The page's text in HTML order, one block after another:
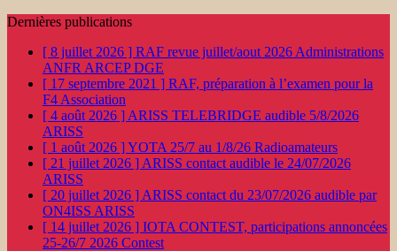
Dernières publications
[ 8 juillet 2026 ] RAF revue juillet/aout 2026 Administrations
ANFR ARCEP DGE
[ 17 septembre 2021 ] RAF, préparation à l’examen pour la
F4 Association
[ 4 août 2026 ] ARISS TELEBRIDGE audible 5/8/2026
ARISS
[ 1 août 2026 ]YOTA 25/7 au 1/8/26 Radioamateurs
[ 21 juillet 2026 ] ARISS contact audible le 24/07/2026
ARISS
[ 20 juillet 2026 ] ARISS contact du 23/07/2026 audible par
ON4ISS ARISS
[ 14 juillet 2026 ] IOTA CONTEST, participations annoncées
25-26/7 2026 Contest